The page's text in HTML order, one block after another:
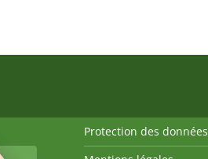
Protection des données